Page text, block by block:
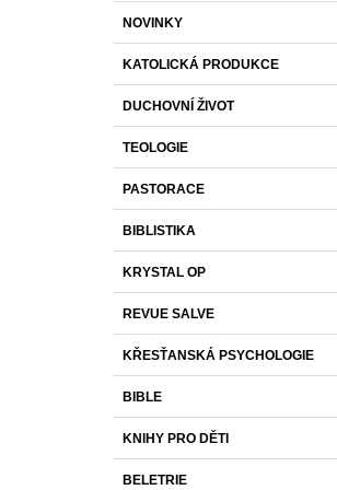
kategorie
K
A
T
E
G
O
R
E
NOVINKY
KATOLICKÁ PRODUKCE
DUCHOVNÍ ŽIVOT
TEOLOGIE
PASTORACE
BIBLISTIKA
KRYSTAL OP
REVUE SALVE
KŘESŤANSKÁ PSYCHOLOGIE
BIBLE
KNIHY PRO DĚTI
BELETRIE